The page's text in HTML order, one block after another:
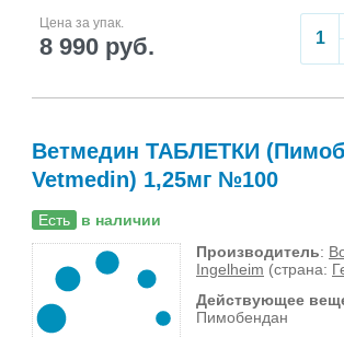
Цена за упак.
8 990 руб.
Ветмедин ТАБЛЕТКИ
Vetmedin) 1,25мг №100
Есть в наличии
Производитель:
Ingelheim (страна:
Действующее
Пимобендан